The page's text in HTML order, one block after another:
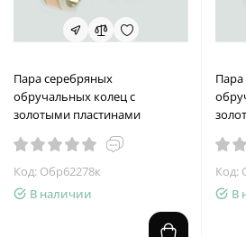
Пара серебряных
обручальных колец с
золотыми пластинами
Код: Обр62278к
В наличии
Код:
В